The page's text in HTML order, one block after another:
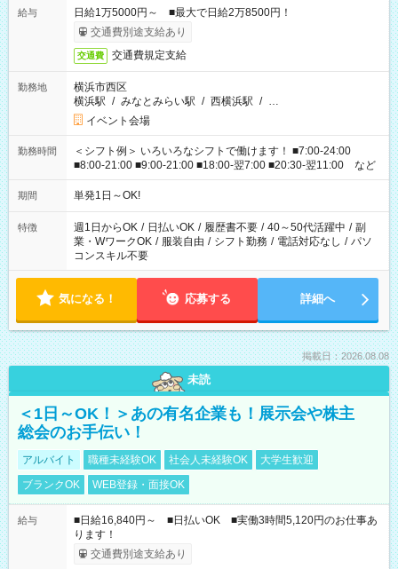
給与
日給1万5000円～ ■最大で日給2万8500円！
交通費別途支給あり
交通費 交通費規定支給
勤務地
横浜市西区
横浜駅 / みなとみらい駅 / 西横浜駅 / …
イベント会場
勤務時間
＜シフト例＞ いろいろなシフトで働けます！ ■7:00-24:00
■8:00-21:00 ■9:00-21:00 ■18:00-翌7:00 ■20:30-翌11:00 など
期間 単発1日～OK!
特徴 週1日からOK / 日払いOK / 履歴書不要 / 40～50代活躍中 / 副
業・WワークOK / 服装自由 / シフト勤務 / 電話対応なし / パソ
コンスキル不要
気になる！ 応募する 詳細へ
掲載日：2026.08.08
未読
＜1日～OK！＞あの有名企業も！展示会や株主
総会のお手伝い！
アルバイト 職種未経験OK 社会人未経験OK
大学生歓迎
ブランクOK
WEB登録・面接OK
給与
■日給16,840円～ ■日払いOK ■実働3時間5,120円のお仕事あ
ります！
交通費別途支給あり